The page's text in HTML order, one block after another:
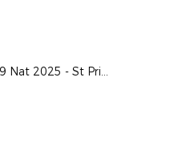
Barrage U19 Nat 2025 - St Priest / Montferrand